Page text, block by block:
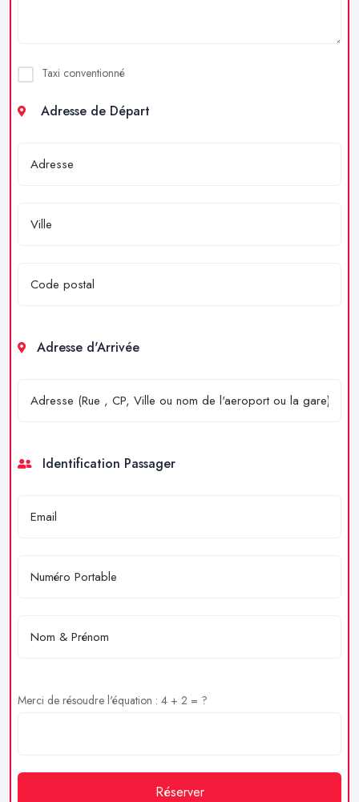
Taxi conventionné
Adresse de Départ
Adresse d'Arrivée
Identification Passager
Merci de résoudre l'équation : 4 + 2 = ?
Réserver